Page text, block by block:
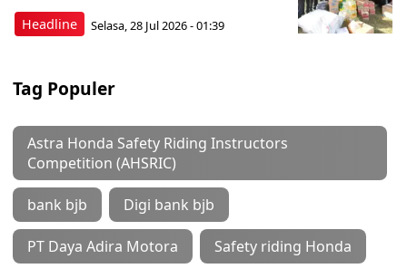
Headline Selasa, 28 Jul 2026 - 01:39
Tag Populer
Astra Honda Safety Riding Instructors
Competition (AHSRIC)
bank bjb Digi bank bjb
PT Daya Adira Motora Safety riding Honda